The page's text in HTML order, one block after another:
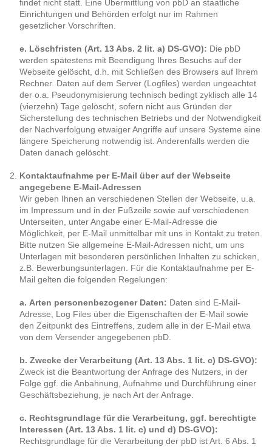
findet nicht statt. Eine Übermittlung von pbD an staatliche
Einrichtungen und Behörden erfolgt nur im Rahmen
gesetzlicher Vorschriften.
e. Löschfristen (Art. 13 Abs. 2 lit. a) DS-GVO): Die pbD
werden spätestens mit Beendigung Ihres Besuchs auf der
Webseite gelöscht, d.h. mit Schließen des Browsers auf Ihrem
Rechner. Daten auf dem Server (Logfiles) werden ungeachtet
der o.a. Pseudonymisierung technisch bedingt zyklisch alle 14
(vierzehn) Tage gelöscht, sofern nicht aus Gründen der
Sicherstellung des technischen Betriebs und der Notwendigkeit
der Nachverfolgung etwaiger Angriffe auf unsere Systeme eine
längere Speicherung notwendig ist. Anderenfalls werden die
Daten danach gelöscht.
Kontaktaufnahme per E-Mail über auf der Webseite
angegebene E-Mail-Adressen
Wir geben Ihnen an verschiedenen Stellen der Webseite, u.a.
im Impressum und in der Fußzeile sowie auf verschiedenen
Unterseiten, unter Angabe einer E-Mail-Adresse die
Möglichkeit, per E-Mail unmittelbar mit uns in Kontakt zu treten.
Bitte nutzen Sie allgemeine E-Mail-Adressen nicht, um uns
Unterlagen mit besonderen persönlichen Inhalten zu schicken,
z.B. Bewerbungsunterlagen. Für die Kontaktaufnahme per E-
Mail gelten die folgenden Regelungen:
a. Arten personenbezogener Daten: Daten sind E-Mail-
Adresse, Log Files über die Eigenschaften der E-Mail sowie
den Zeitpunkt des Eintreffens, zudem alle in der E-Mail etwa
von dem Versender angegebenen pbD.
b. Zwecke der Verarbeitung (Art. 13 Abs. 1 lit. c) DS-GVO):
Zweck ist die Beantwortung der Anfrage des Nutzers, in der
Folge ggf. die Anbahnung, Aufnahme und Durchführung einer
Geschäftsbeziehung, je nach Art der Anfrage.
c. Rechtsgrundlage für die Verarbeitung, ggf. berechtigte
Interessen (Art. 13 Abs. 1 lit. c) und d) DS-GVO):
Rechtsgrundlage für die Verarbeitung der pbD ist Art. 6 Abs. 1